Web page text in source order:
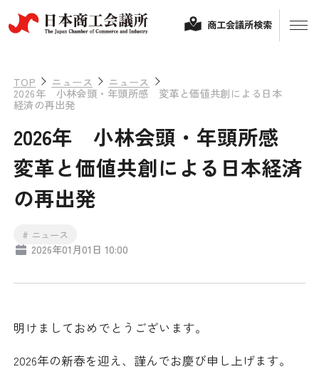
経営相談
融資制度・補助金
検定試験
調査・研究
日本商工会議所とは
組織概要
商工会議所検索
TOP ニュース ニュース
2026年 小林会頭・年頭所感 変革と価値共創による日本
経済の再出発
2026年 小林会頭・年頭所感
変革と価値共創による日本経済
の再出発
# ニュース
2026年01月01日 10:00
明けましておめでとうございます。
2026年の新春を迎え、謹んでお慶び申し上げます。